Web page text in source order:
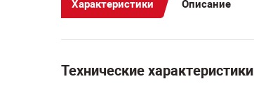
Характеристики Описание
Технические характеристики